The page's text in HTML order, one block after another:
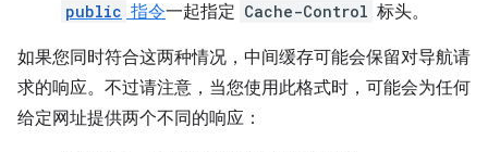
public 指令一起指定 Cache-Control 标头。
如果您同时符合这两种情况，中间缓存可能会保留对导航请
求的响应。不过请注意，当您使用此格式时，可能会为任何
给定网址提供两个不同的响应：